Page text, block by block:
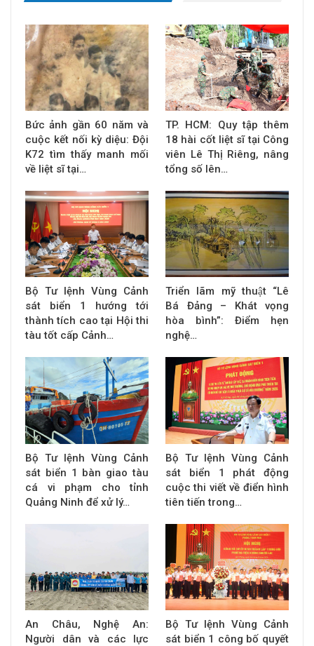
Bức ảnh gần 60 năm và
cuộc kết nối kỳ diệu: Đội
K72 tìm thấy manh mối
về liệt sĩ tại…
TP. HCM: Quy tập thêm
18 hài cốt liệt sĩ tại Công
viên Lê Thị Riêng, nâng
tổng số lên…
Bộ Tư lệnh Vùng Cảnh
sát biển 1 hướng tới
thành tích cao tại Hội thi
tàu tốt cấp Cảnh…
Triển lãm mỹ thuật “Lê
Bá Đảng – Khát vọng
hòa bình”: Điểm hẹn
nghệ…
Bộ Tư lệnh Vùng Cảnh
sát biển 1 bàn giao tàu
cá vi phạm cho tỉnh
Quảng Ninh để xử lý…
Bộ Tư lệnh Vùng Cảnh
sát biển 1 phát động
cuộc thi viết về điển hình
tiên tiến trong…
An Châu, Nghệ An:
Người dân và các lực
Bộ Tư lệnh Vùng Cảnh
sát biển 1 công bố quyết